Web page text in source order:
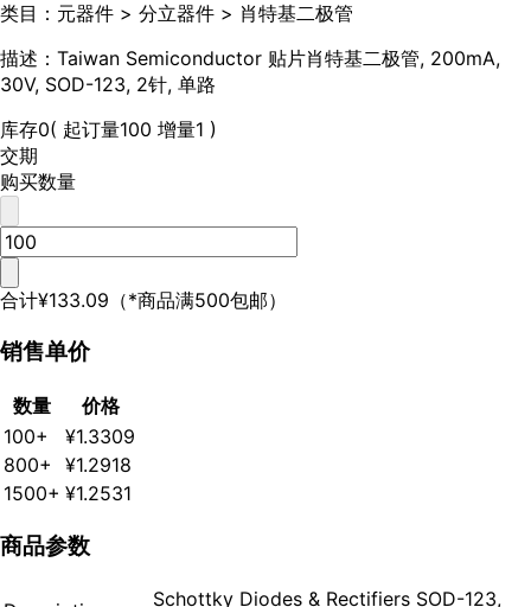
类目： 元器件 > 分立器件 > 肖特基二极管
描述： Taiwan Semiconductor 贴片肖特基二极管, 200mA,
30V, SOD-123, 2针, 单路
库存0( 起订量100 增量1 )
交期
购买数量
合计¥133.09 （*商品满500包邮）
销售单价
数量
价格
100+
¥1.3309
800+
¥1.2918
1500+ ¥1.2531
商品参数
Schottky Diodes & Rectifiers SOD-123,